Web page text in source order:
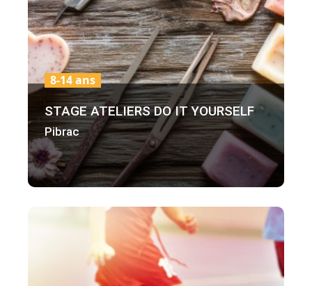
STAGE ATELIERS DO IT YOURSELF
Pibrac
8-14 ans